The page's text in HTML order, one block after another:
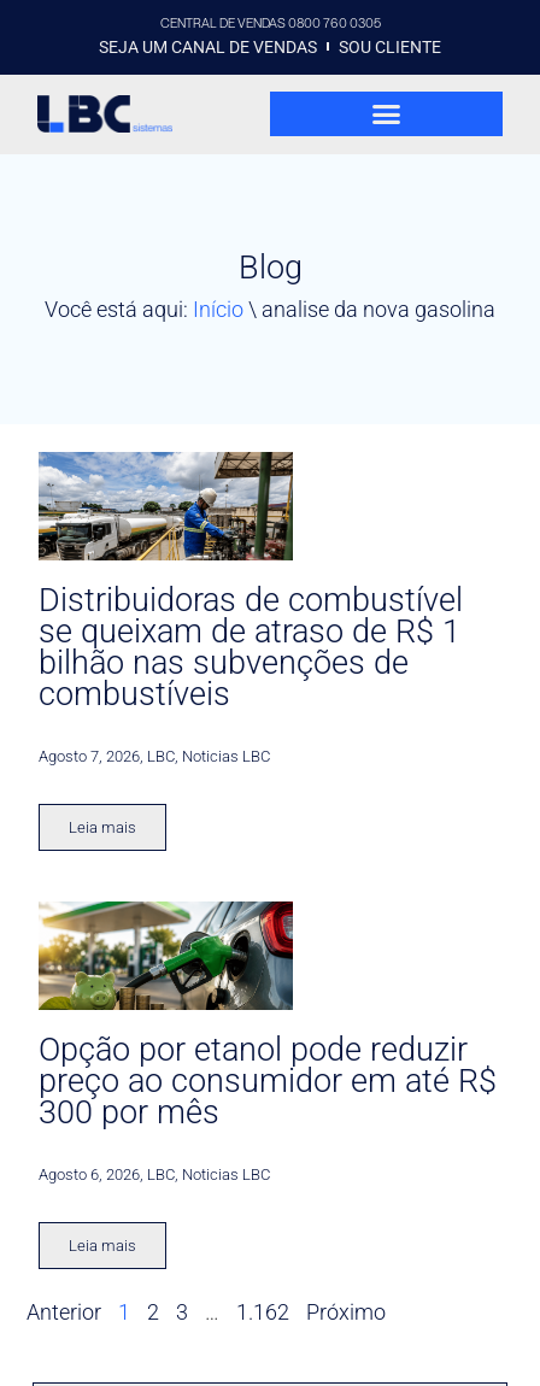
CENTRAL DE VENDAS 0800 760 0305
SEJA UM CANAL DE VENDAS SOU CLIENTE
Blog
Você está aqui: Início\ analise da nova gasolina
Distribuidoras de combustível
se queixam de atraso de R$ 1
bilhão nas subvenções de
combustíveis
Agosto 7, 2026 LBC Noticias LBC
Leia mais
Opção por etanol pode reduzir
preço ao consumidor em até R$
300 por mês
Agosto 6, 2026 LBC Noticias LBC
Leia mais
Anterior 1 2 3 … 1.162 Próximo